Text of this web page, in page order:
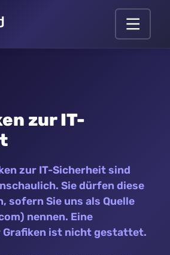
zur IT-
zur IT-Sicherheit sind
Sie dürfen diese
sofern Sie uns als Quelle
nennen. Eine
Grafiken ist nicht gestattet.